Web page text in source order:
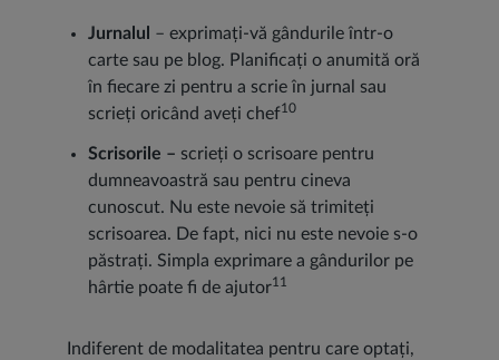
Jurnalul
– exprimați-vă gândurile într-o
carte sau pe blog. Planificați o anumită oră
în fiecare zi pentru a scrie în jurnal sau
scrieți oricând aveți chef10
Scrisorile – scrieți o scrisoare pentru
dumneavoastră sau pentru cineva
cunoscut. Nu este nevoie să trimiteți
scrisoarea. De fapt, nici nu este nevoie s-o
păstrați. Simpla exprimare a gândurilor pe
hârtie poate fi de ajutor11
Indiferent de modalitatea pentru care optați,